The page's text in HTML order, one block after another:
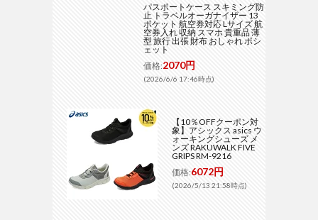
パスポートケース スキミング防
止 トラベルオーガナイザー 13
ポケット 航空券対応 Lサイズ 航
空券入れ 収納 スマホ 貴重品 薄
型 旅行 出張 財布 おしゃれ ポシ
ェット
価格:2070円
(2026/6/6 17:46時点)
【10％OFFクーポン対
象】アシックス asics ウ
ォーキングシューズ メ
ンズ RAKUWALK FIVE
GRIPS RM-9216
価格:6072円
(2026/5/13 21:58時点)